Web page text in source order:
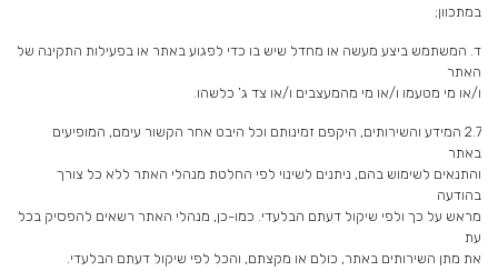
במתכוון;
ד. המשתמש ביצע מעשה או מחדל שיש בו כדי לפגוע באתר או בפעילות התקינה של
האתר
ו/או מי מטעמו ו/או מי מהמעצבים ו/או צד ג’ כלשהו.
2.7 המידע והשירותים, היקפם זמינותם וכל היבט אחר הקשור עימם, המופיעים
באתר
והתנאים לשימוש בהם, ניתנים לשינוי לפי החלטת מנהלי האתר ללא כל צורך
בהודעה
מראש על כך ולפי שיקול דעתם הבלעדי. כמו-כן, מנהלי האתר רשאים להפסיק בכל
עת
את מתן השירותים באתר, כולם או מקצתם, והכל לפי שיקול דעתם הבלעדי.